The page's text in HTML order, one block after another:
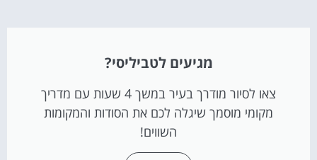
מגיעים לטביליסי?
צאו לסיור מודרך בעיר במשך 4 שעות עם מדריך
מקומי מוסמך שיגלה לכם את הסודות והמקומות
השווים!